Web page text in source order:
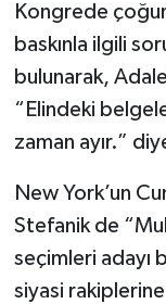
Kongrede
baskınla ilgili
bulunarak,
“Elindeki
zaman ayır.”
New York’un
Stefanik de
seçimleri adayı
siyasi rakiplerine